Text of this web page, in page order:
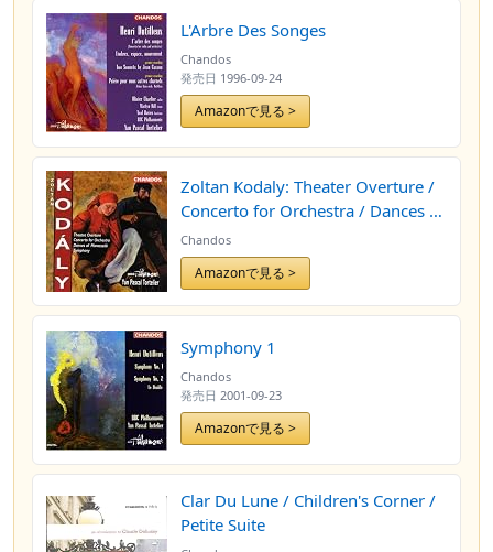
L'Arbre Des Songes
Chandos
発売日 1996-09-24
Amazonで見る >
Zoltan Kodaly: Theater Overture /
Concerto for Orchestra / Dances of
Marossz茅k / Symphony in C - BBC
Philharmonic / Yan Pascal Tortelier
(2000-06-27)
Chandos
Amazonで見る >
Symphony 1
Chandos
発売日 2001-09-23
Amazonで見る >
Clar Du Lune / Children's Corner /
Petite Suite